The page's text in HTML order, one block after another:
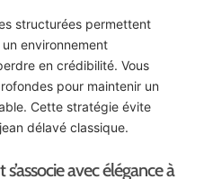
structurées permettent
environnement
en crédibilité. Vous
pour maintenir un
Cette stratégie évite
délavé classique.
avec élégance à